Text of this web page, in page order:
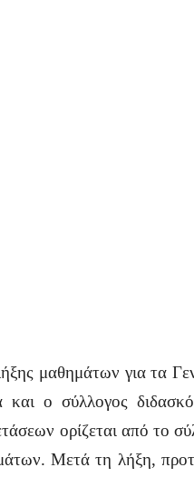
μαθημάτων για τα
ο σύλλογος
ορίζεται από το
Μετά τη λήξη,